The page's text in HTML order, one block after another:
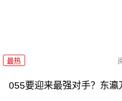
最热
055要迎来最强对手？东瀛